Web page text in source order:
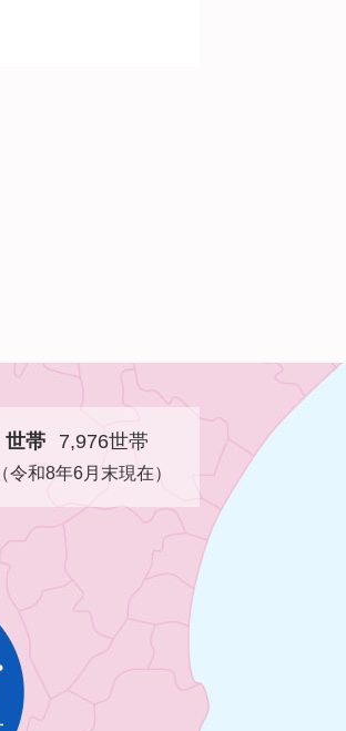
世帯 7,976世帯
（令和8年6月末現在）